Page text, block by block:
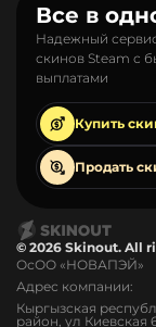
Все в
Надежный
скинов Steam с
выплатами
Купить
Продать
© 2026 Skinout. All
ОсОО «НОВАПЭЙ»
Адрес компании:
Кыргызская
район, ул Киевская